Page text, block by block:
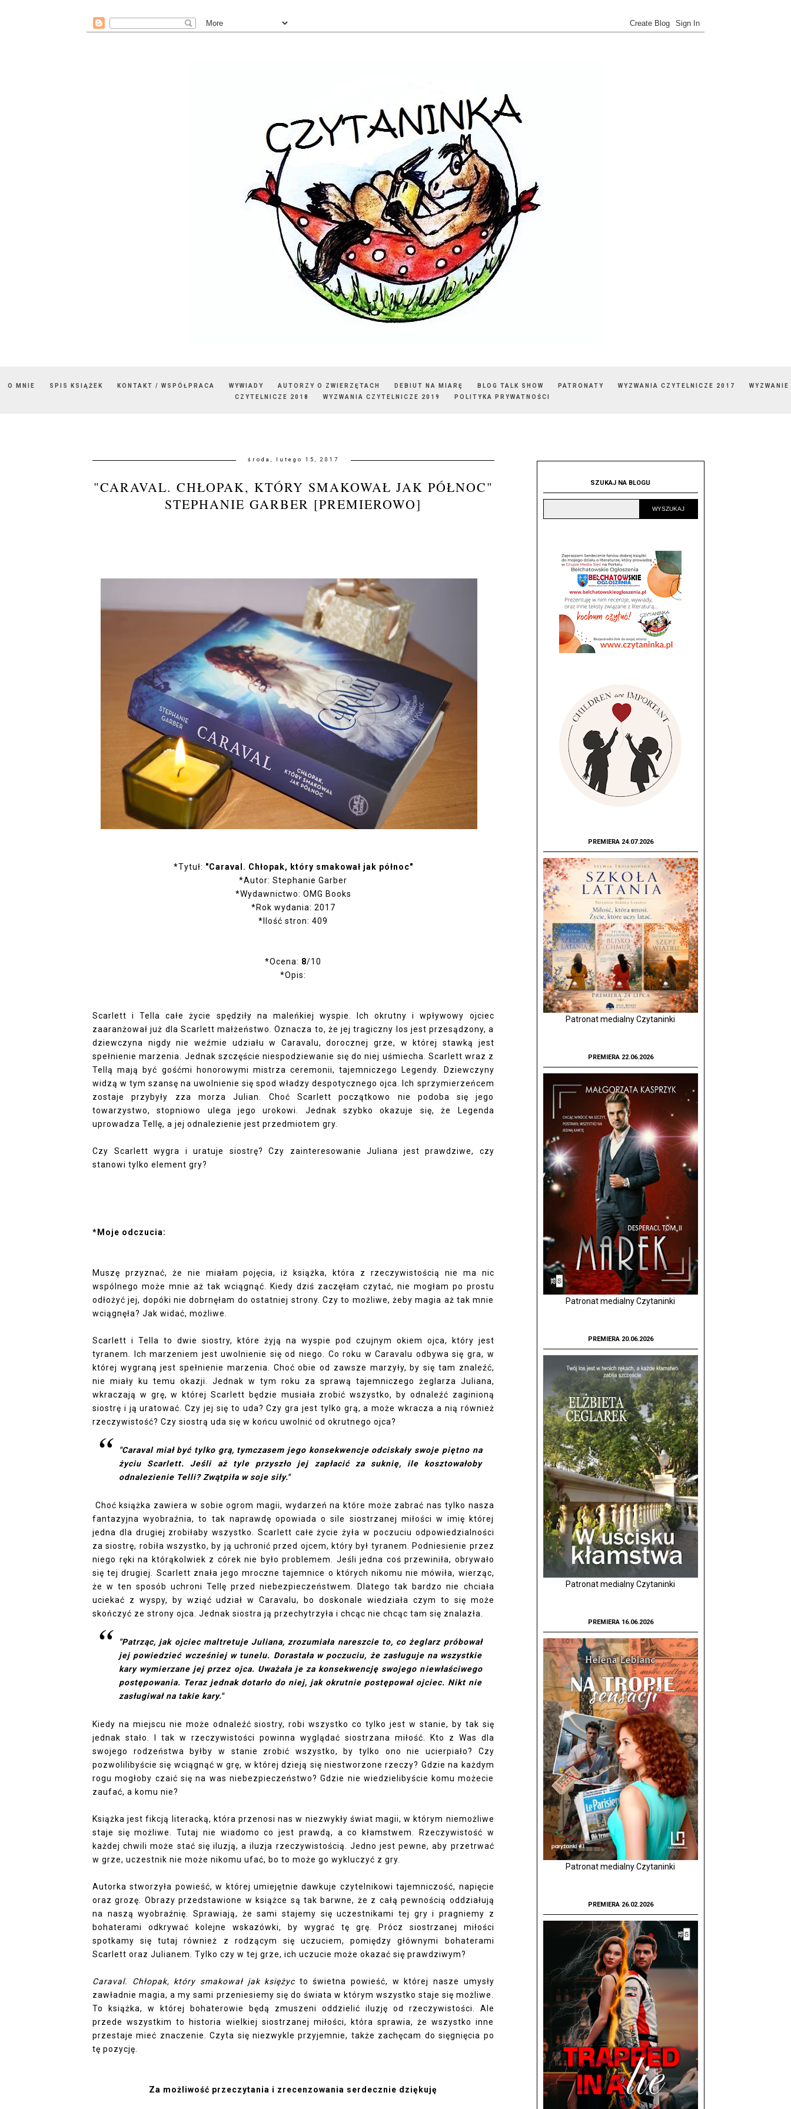
O MNIE SPIS KSIĄŻEK KONTAKT / WSPÓŁPRACA WYWIADY AUTORZY O ZWIERZĘTACH DEBIUT NA MIARĘ BLOG TALK SHOW PATRONATY WYZWANIA CZYTELNICZE 2017
WYZWANIE
CZYTELNICZE 2018
WYZWANIA CZYTELNICZE 2019 POLITYKA PRYWATNOŚCI
środa, lutego 15, 2017
"CARAVAL. CHŁOPAK, KTÓRY SMAKOWAŁ JAK PÓŁNOC"
STEPHANIE GARBER [PREMIEROWO]
*Tytuł: "Caraval. Chłopak, który smakował jak północ"
*Autor: Stephanie Garber
*Wydawnictwo: OMG Books
*Rok wydania: 2017
*Ilość stron: 409
*Ocena: 8/10
*Opis:
Scarlett i Tella całe życie spędziły na maleńkiej wyspie. Ich okrutny i wpływowy ojciec
zaaranżował już dla Scarlett małżeństwo. Oznacza to, że jej tragiczny los jest przesądzony, a
dziewczyna nigdy nie weźmie udziału w Caravalu, dorocznej grze, w której stawką jest
spełnienie marzenia. Jednak szczęście niespodziewanie się do niej uśmiecha. Scarlett wraz z
Tellą mają być gośćmi honorowymi mistrza ceremonii, tajemniczego Legendy. Dziewczyny
widzą w tym szansę na uwolnienie się spod władzy despotycznego ojca. Ich sprzymierzeńcem
zostaje przybyły zza morza Julian. Choć Scarlett początkowo nie podoba się jego
towarzystwo, stopniowo ulega jego urokowi. Jednak szybko okazuje się, że Legenda
uprowadza Tellę, a jej odnalezienie jest przedmiotem gry.
Czy Scarlett wygra i uratuje siostrę? Czy zainteresowanie Juliana jest prawdziwe, czy
stanowi tylko element gry?
*Moje odczucia:
Muszę przyznać, że nie miałam pojęcia, iż książka, która z rzeczywistością nie ma nic
wspólnego może mnie aż tak wciągnąć. Kiedy dziś zaczęłam czytać, nie mogłam po prostu
odłożyć jej, dopóki nie dobrnęłam do ostatniej strony. Czy to możliwe, żeby magia aż tak mnie
wciągnęła? Jak widać, możliwe.
Scarlett i Tella to dwie siostry, które żyją na wyspie pod czujnym okiem ojca, który jest
tyranem. Ich marzeniem jest uwolnienie się od niego. Co roku w Caravalu odbywa się gra, w
której wygraną jest spełnienie marzenia. Choć obie od zawsze marzyły, by się tam znaleźć,
nie miały ku temu okazji. Jednak w tym roku za sprawą tajemniczego żeglarza Juliana,
wkraczają w grę, w której Scarlett będzie musiała zrobić wszystko, by odnaleźć zaginioną
siostrę i ją uratować. Czy jej się to uda? Czy gra jest tylko grą, a może wkracza a nią również
rzeczywistość? Czy siostrą uda się w końcu uwolnić od okrutnego ojca?
"Caraval miał być tylko grą, tymczasem jego konsekwencje odciskały swoje piętno na
życiu Scarlett. Jeśli aż tyle przyszło jej zapłacić za suknię, ile kosztowałoby
odnalezienie Telli? Zwątpiła w soje siły."
Choć książka zawiera w sobie ogrom magii, wydarzeń na które może zabrać nas tylko nasza
fantazyjna wyobraźnia, to tak naprawdę opowiada o sile siostrzanej miłości w imię której
jedna dla drugiej zrobiłaby wszystko. Scarlett całe życie żyła w poczuciu odpowiedzialności
za siostrę, robiła wszystko, by ją uchronić przed ojcem, który był tyranem. Podniesienie przez
niego ręki na którąkolwiek z córek nie było problemem. Jeśli jedna coś przewiniła, obrywało
się tej drugiej. Scarlett znała jego mroczne tajemnice o których nikomu nie mówiła, wierząc,
że w ten sposób uchroni Tellę przed niebezpieczeństwem. Dlatego tak bardzo nie chciała
uciekać z wyspy, by wziąć udział w Caravalu, bo doskonale wiedziała czym to się może
skończyć ze strony ojca. Jednak siostra ją przechytrzyła i chcąc nie chcąc tam się znalazła.
"Patrząc, jak ojciec maltretuje Juliana, zrozumiała nareszcie to, co żeglarz próbował
jej powiedzieć wcześniej w tunelu. Dorastała w poczuciu, że zasługuje na wszystkie
kary wymierzane jej przez ojca. Uważała je za konsekwencję swojego niewłaściwego
postępowania. Teraz jednak dotarło do niej, jak okrutnie postępował ojciec. Nikt nie
zasługiwał na takie kary."
Kiedy na miejscu nie może odnaleźć siostry, robi wszystko co tylko jest w stanie, by tak się
jednak stało. I tak w rzeczywistości powinna wyglądać siostrzana miłość. Kto z Was dla
swojego rodzeństwa byłby w stanie zrobić wszystko, by tylko ono nie ucierpiało? Czy
pozwolilibyście się wciągnąć w grę, w której dzieją się niestworzone rzeczy? Gdzie na każdym
rogu mogłoby czaić się na was niebezpieczeństwo? Gdzie nie wiedzielibyście komu możecie
zaufać, a komu nie?
Książka jest fikcją literacką, która przenosi nas w niezwykły świat magii, w którym niemożliwe
staje się możliwe. Tutaj nie wiadomo co jest prawdą, a co kłamstwem. Rzeczywistość w
każdej chwili może stać się iluzją, a iluzja rzeczywistością. Jedno jest pewne, aby przetrwać
w grze, uczestnik nie może nikomu ufać, bo to może go wykluczyć z gry.
Autorka stworzyła powieść, w której umiejętnie dawkuje czytelnikowi tajemniczość, napięcie
oraz grozę. Obrazy przedstawione w książce są tak barwne, że z całą pewnością oddziałują
na naszą wyobraźnię. Sprawiają, że sami stajemy się uczestnikami tej gry i pragniemy z
bohaterami odkrywać kolejne wskazówki, by wygrać tę grę. Prócz siostrzanej miłości
spotkamy się tutaj również z rodzącym się uczuciem, pomiędzy głównymi bohaterami
Scarlett oraz Julianem. Tylko czy w tej grze, ich uczucie może okazać się prawdziwym?
Caraval. Chłopak, który smakował jak księżycto świetna powieść, w której nasze umysły
zawładnie magia, a my sami przeniesiemy się do świata w którym wszystko staje się możliwe.
To książka, w której bohaterowie będą zmuszeni oddzielić iluzję od rzeczywistości. Ale
przede wszystkim to historia wielkiej siostrzanej miłości, która sprawia, że wszystko inne
przestaje mieć znaczenie. Czyta się niezwykle przyjemnie, także zachęcam do sięgnięcia po
tę pozycję.
Za możliwość przeczytania i zrecenzowania serdecznie dziękuję
SZUKAJ NA BLOGU
PREMIERA 24.07.2026
Patronat medialny Czytaninki
PREMIERA 22.06.2026
Patronat medialny Czytaninki
PREMIERA 20.06.2026
Patronat medialny Czytaninki
PREMIERA 16.06.2026
Patronat medialny Czytaninki
PREMIERA 26.02.2026